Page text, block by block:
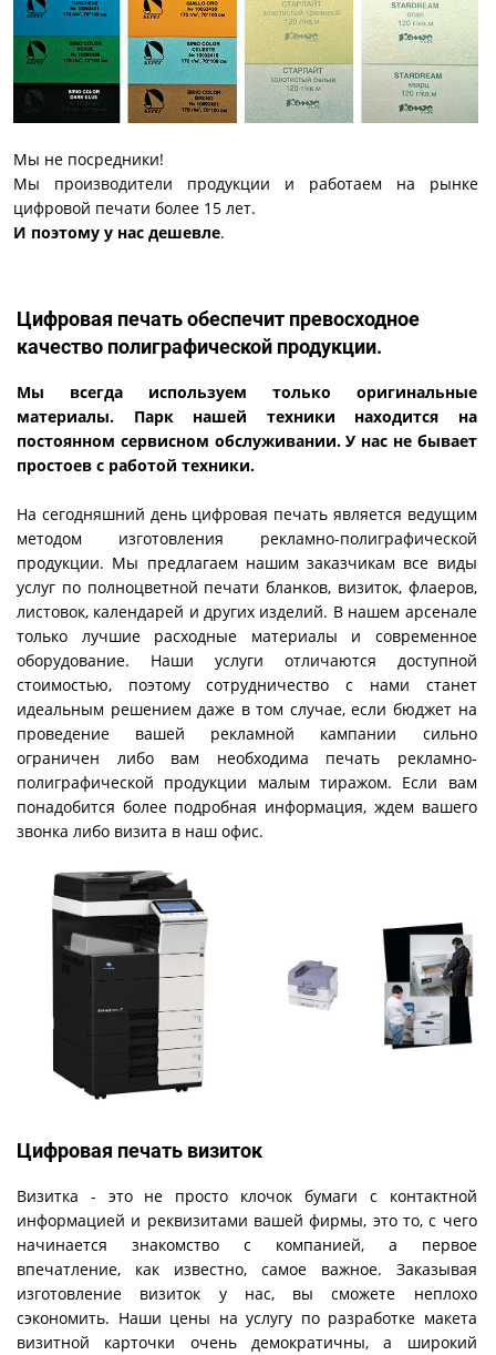
Мы не посредники!
Мы производители продукции и работаем на рынке
цифровой печати более 15 лет.
И поэтому у нас дешевле.
Цифровая печать обеспечит превосходное
качество полиграфической продукции.
Мы всегда используем только оригинальные
материалы. Парк нашей техники находится на
постоянном сервисном обслуживании. У нас не бывает
простоев с работой техники.
На сегодняшний день цифровая печать является ведущим
методом изготовления рекламно-полиграфической
продукции. Мы предлагаем нашим заказчикам все виды
услуг по полноцветной печати бланков, визиток, флаеров,
листовок, календарей и других изделий. В нашем арсенале
только лучшие расходные материалы и современное
оборудование. Наши услуги отличаются доступной
стоимостью, поэтому сотрудничество с нами станет
идеальным решением даже в том случае, если бюджет на
проведение вашей рекламной кампании сильно
ограничен либо вам необходима печать рекламно-
полиграфической продукции малым тиражом. Если вам
понадобится более подробная информация, ждем вашего
звонка либо визита в наш офис.
Цифровая печать визиток
Визитка - это не просто клочок бумаги с контактной
информацией и реквизитами вашей фирмы, это то, с чего
начинается знакомство с компанией, а первое
впечатление, как известно, самое важное. Заказывая
изготовление визиток у нас, вы сможете неплохо
сэкономить. Наши цены на услугу по разработке макета
визитной карточки очень демократичны, а широкий